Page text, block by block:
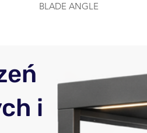
BLADE ANGLE
i